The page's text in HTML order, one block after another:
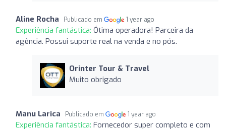
Aline Rocha Publicado em 1 year ago
Experiência fantástica: Ótima operadora! Parceira da
agência. Possui suporte real na venda e no pós.
Orinter Tour & Travel
Muito obrigado
Manu Larica Publicado em 1 year ago
Experiência fantástica: Fornecedor super completo e com